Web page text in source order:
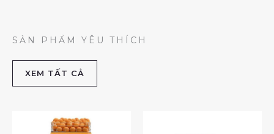
SẢN PHẨM YÊU THÍCH
XEM TẤT CẢ